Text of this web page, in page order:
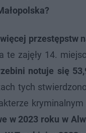
przestępstw
te zajęły 14.
notuje się
tych
w 2023 roku w